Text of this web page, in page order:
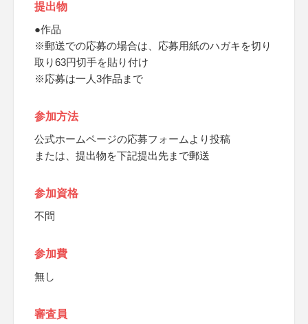
提出物
●作品
※郵送での応募の場合は、応募用紙のハガキを切り
取り63円切手を貼り付け
※応募は一人3作品まで
参加方法
公式ホームページの応募フォームより投稿
または、提出物を下記提出先まで郵送
参加資格
不問
参加費
無し
審査員